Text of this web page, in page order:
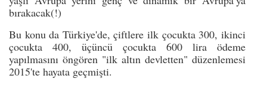
bırakacak(!)
Bu konu da Türkiye'de, çiftlere ilk çocukta 300, ikinci
çocukta 400, üçüncü çocukta 600 lira ödeme
yapılmasını öngören "ilk altın devletten" düzenlemesi
2015'te hayata geçmişti.